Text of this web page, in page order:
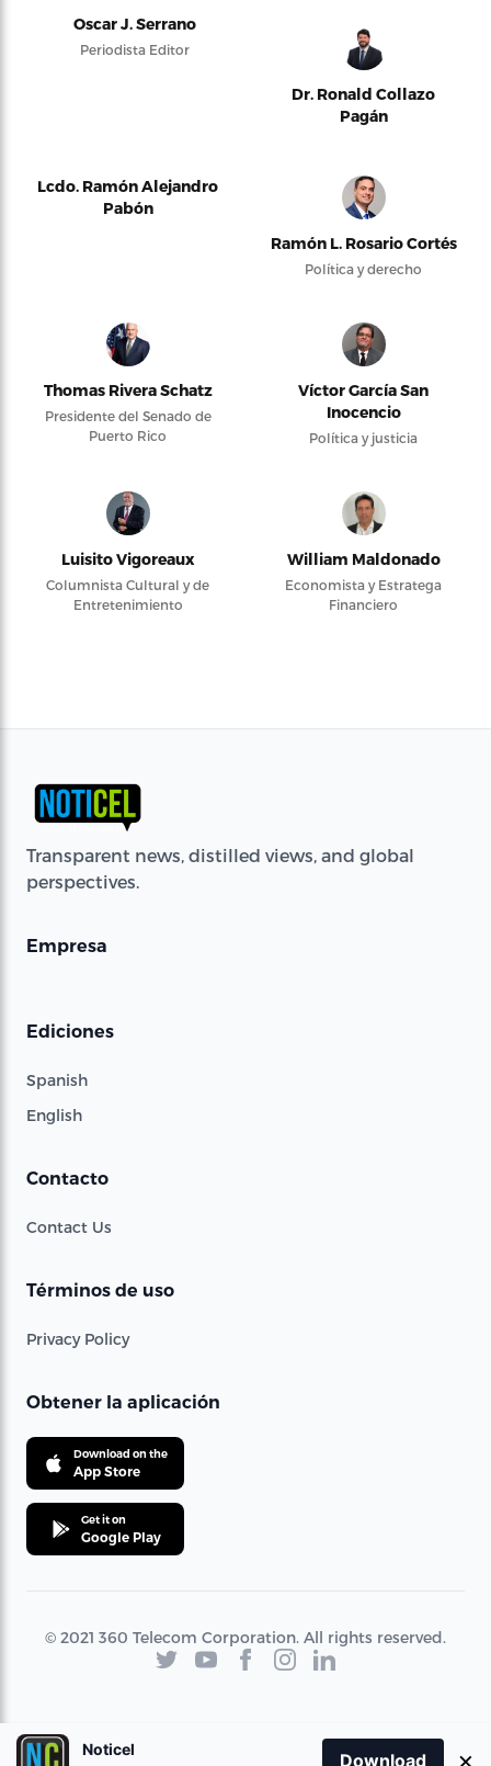
Oscar J. Serrano
Periodista Editor
Dr. Ronald Collazo
Pagán
Lcdo. Ramón Alejandro
Pabón
Ramón L. Rosario Cortés
Política y derecho
Thomas Rivera Schatz
Presidente del Senado de
Puerto Rico
Víctor García San
Inocencio
Política y justicia
Luisito Vigoreaux
Columnista Cultural y de
Entretenimiento
William Maldonado
Economista y Estratega
Financiero
Transparent news, distilled views, and global
perspectives.
Empresa
Ediciones
Spanish
English
Contacto
Contact Us
Términos de uso
Privacy Policy
Obtener la aplicación
Download on the
App Store
Get it on
Google Play
© 2021 360 Telecom Corporation. All rights reserved.
Noticel
Download